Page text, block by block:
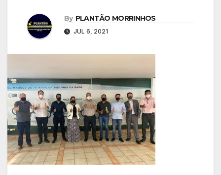
By PLANTÃO MORRINHOS
JUL 6, 2021